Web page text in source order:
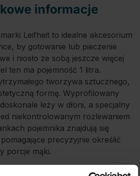
informacje
Leifheit to idealne akcesorium
by gotowanie lub pieczenie
i niosło ze sobą jeszcze więcej
ten ma pojemność 1 litra.
tworzywa sztucznego,
formę. Wyprofilowany
leży w dłoni, a specjalny
niekontrolowanym rozlewaniem
pojemnika znajdują się
precyzyjnie określić
porcje mąki.